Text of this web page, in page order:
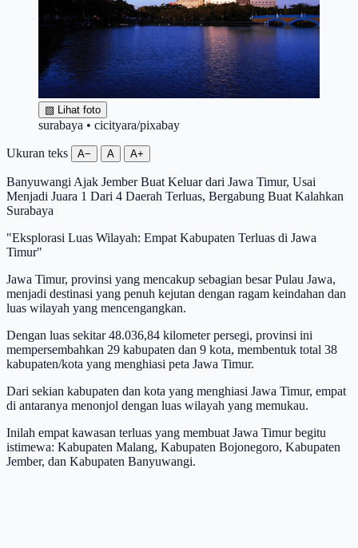
▧ Lihat foto
surabaya • cicityara/pixabay
Ukuran teks A− A A+
Banyuwangi Ajak Jember Buat Keluar dari Jawa Timur, Usai
Menjadi Juara 1 Dari 4 Daerah Terluas, Bergabung Buat Kalahkan
Surabaya
"Eksplorasi Luas Wilayah: Empat Kabupaten Terluas di Jawa
Timur"
Jawa Timur, provinsi yang mencakup sebagian besar Pulau Jawa,
menjadi destinasi yang penuh kejutan dengan ragam keindahan dan
luas wilayah yang mencengangkan.
Dengan luas sekitar 48.036,84 kilometer persegi, provinsi ini
mempersembahkan 29 kabupaten dan 9 kota, membentuk total 38
kabupaten/kota yang menghiasi peta Jawa Timur.
Dari sekian kabupaten dan kota yang menghiasi Jawa Timur, empat
di antaranya menonjol dengan luas wilayah yang memukau.
Inilah empat kawasan terluas yang membuat Jawa Timur begitu
istimewa: Kabupaten Malang, Kabupaten Bojonegoro, Kabupaten
Jember, dan Kabupaten Banyuwangi.